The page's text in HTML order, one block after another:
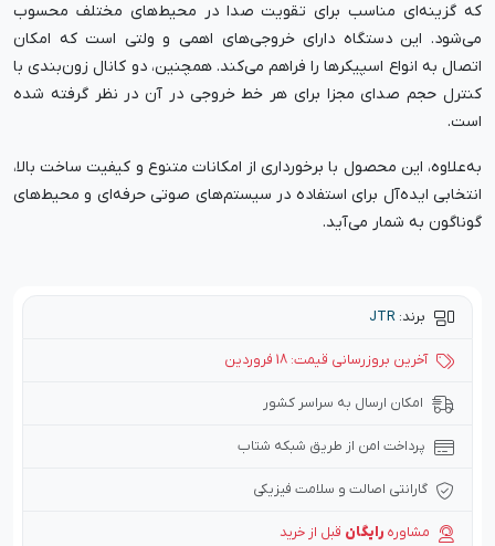
که گزینه‌ای مناسب برای تقویت صدا در محیط‌های مختلف محسوب
می‌شود. این دستگاه دارای خروجی‌های اهمی و ولتی است که امکان
اتصال به انواع اسپیکرها را فراهم می‌کند. همچنین، دو کانال زون‌بندی با
کنترل حجم صدای مجزا برای هر خط خروجی در آن در نظر گرفته شده
است.
به‌علاوه، این محصول با برخورداری از امکانات متنوع و کیفیت ساخت بالا،
انتخابی ایده‌آل برای استفاده در سیستم‌های صوتی حرفه‌ای و محیط‌های
گوناگون به شمار می‌آید.
برند: JTR
آخرین بروزرسانی قیمت: 18 فروردین
امکان ارسال به سراسر کشور
پرداخت امن از طریق شبکه شتاب
گارانتی اصالت و سلامت فیزیکی
مشاوره رایگان قبل از خرید